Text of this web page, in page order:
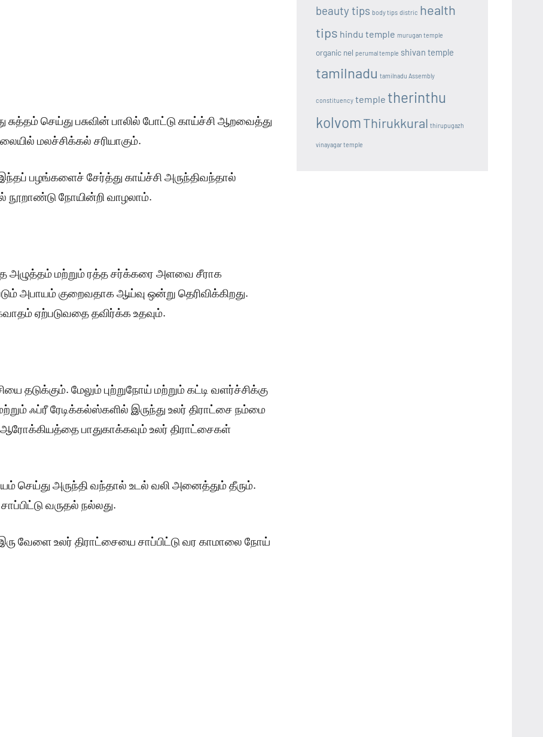
சுத்தம் செய்து பசுவின் பாலில் போட்டு காய்ச்சி ஆறவைத்து
மலச்சிக்கல் சரியாகும்.
பழங்களைச் சேர்த்து காய்ச்சி அருந்திவந்தால்
நூறாண்டு நோயின்றி வாழலாம்.
அழுத்தம் மற்றும் ரத்த சர்க்கரை அளவை சீராக
அபாயம் குறைவதாக ஆய்வு ஒன்று தெரிவிக்கிறது.
ஏற்படுவதை தவிர்க்க உதவும்.
தடுக்கும். மேலும் புற்றுநோய் மற்றும் கட்டி வளர்ச்சிக்கு
ஃப்ரீ ரேடிக்கல்ஸ்களில் இருந்து உலர் திராட்சை நம்மை
பாதுகாக்கவும் உலர் திராட்சைகள்
செய்து அருந்தி வந்தால் உடல் வலி அனைத்தும் தீரும்.
வருதல் நல்லது.
வேளை உலர் திராட்சையை சாப்பிட்டு வர காமாலை நோய்
beauty tips body tips distric health
tips hindu temple murugan temple
organic nel perumal temple shivan temple
tamilnadu tamilnadu Assembly
constituency temple therinthu
kolvomThirukkural thirupugazh
vinayagar temple